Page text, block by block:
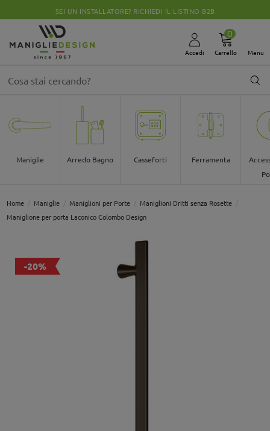
SEI UN INSTALLATORE? RICHIEDI IL LISTINO B2B
Accedi
0
Carrello Menu
Maniglie Arredo Bagno Casseforti Ferramenta
Home Maniglie Maniglioni per Porte
Maniglioni Dritti senza Rosette
Maniglione per porta Laconico Colombo Design
-20%